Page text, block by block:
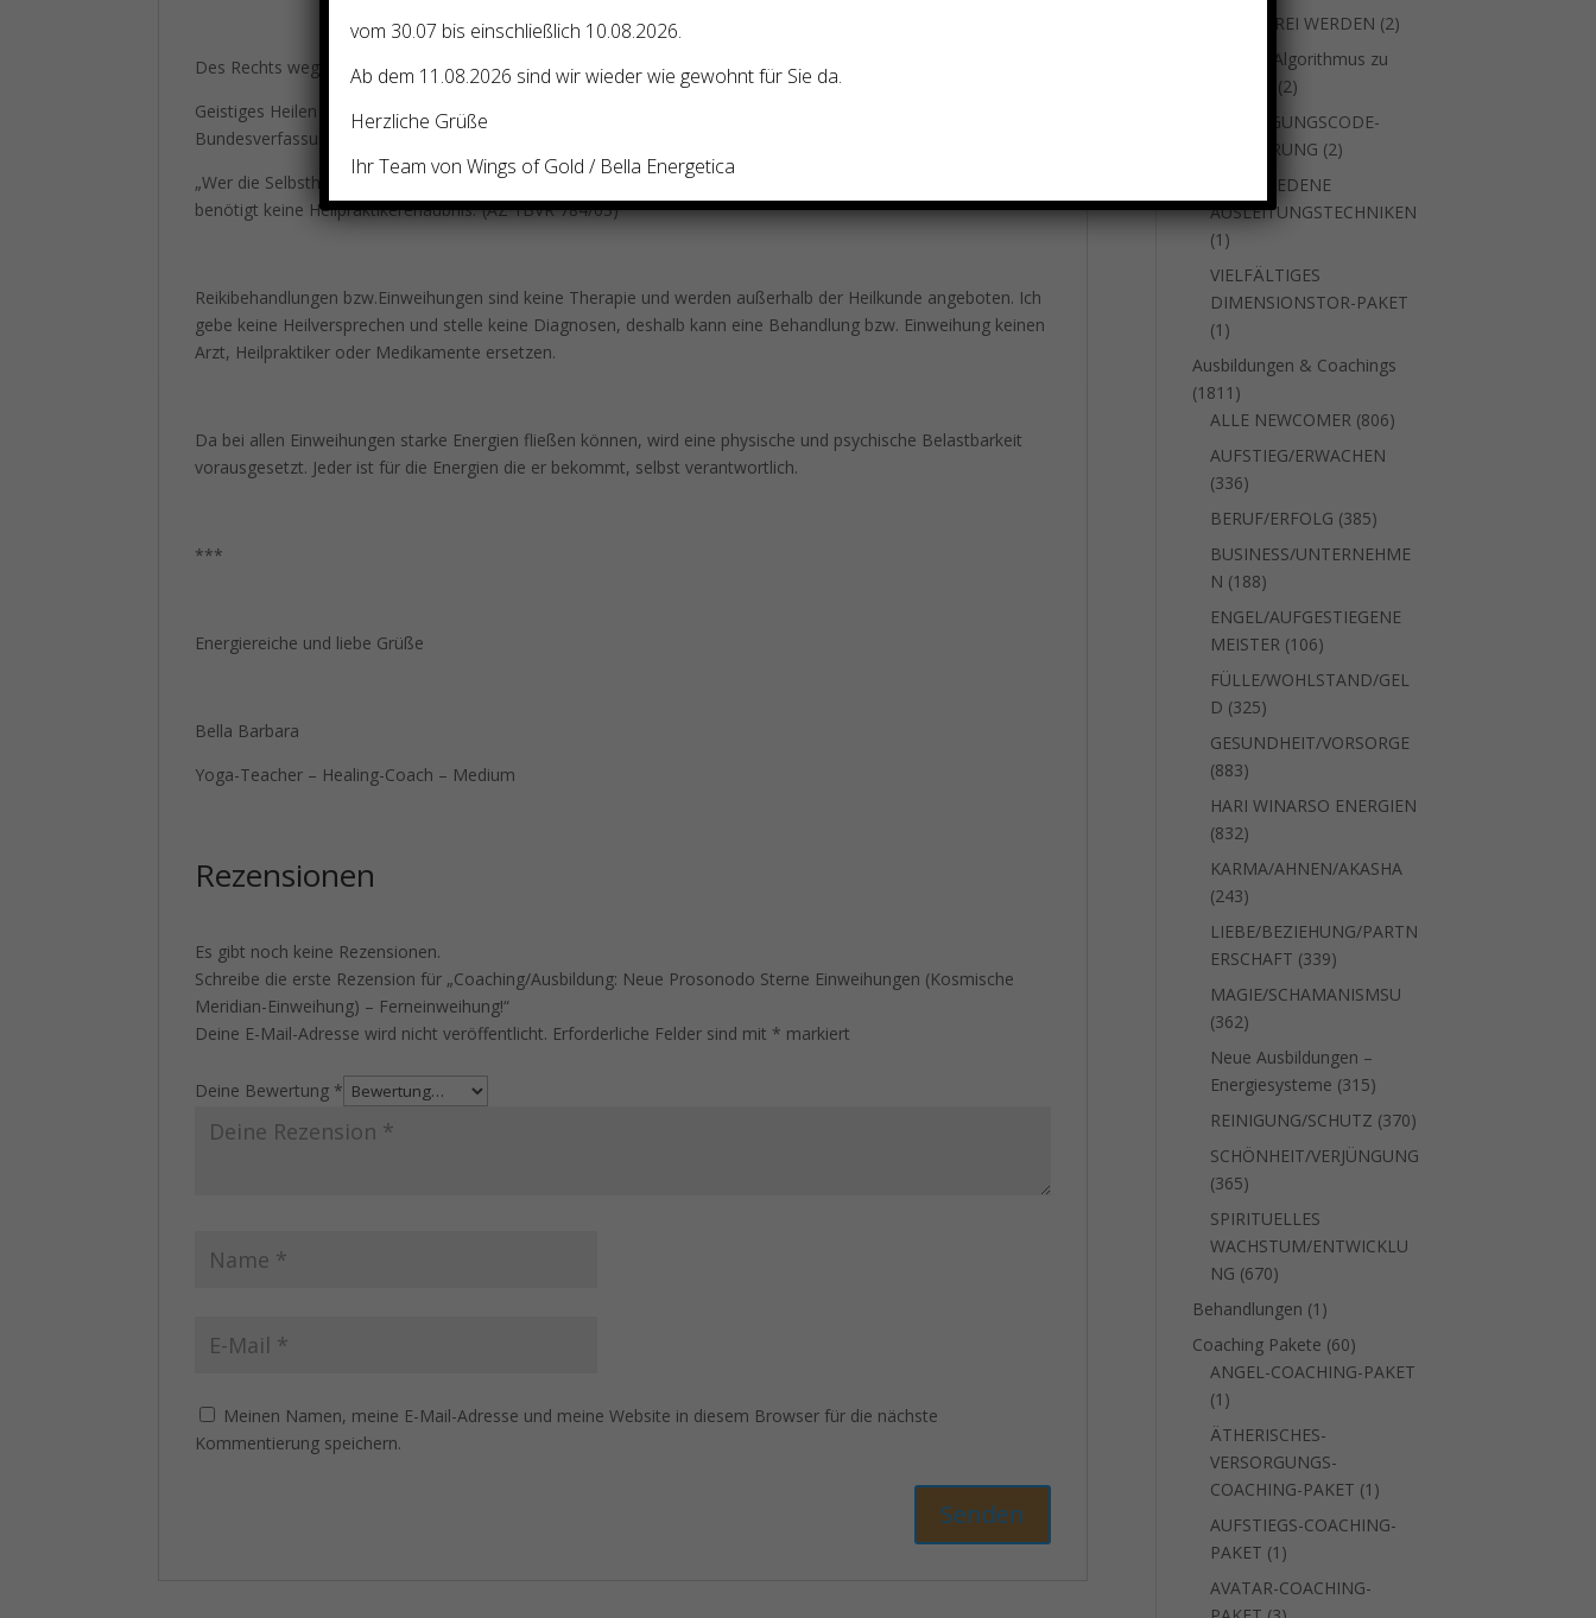
Des Rechts wegen folgender Zusatz:
Geistiges Heilen ist in Deutschland ohne Heilpraktikerschein erlaubt. Am 2. März 2004 hat das
Bundesverfassungsgericht folgendes entschieden:
„Wer die Selbstheilungskräfte des Patienten durch Handauflegen aktiviert und dabei keine Diagnosen stellt,
benötigt keine Heilpraktikererlaubnis.“(AZ 1BVR 784/03)
Reikibehandlungen bzw.Einweihungen sind keine Therapie und werden außerhalb der Heilkunde angeboten. Ich
gebe keine Heilversprechen und stelle keine Diagnosen, deshalb kann eine Behandlung bzw. Einweihung keinen
Arzt, Heilpraktiker oder Medikamente ersetzen.
Da bei allen Einweihungen starke Energien fließen können, wird eine physische und psychische Belastbarkeit
vorausgesetzt. Jeder ist für die Energien die er bekommt, selbst verantwortlich.
***
Energiereiche und liebe Grüße
Bella Barbara
Yoga-Teacher – Healing-Coach – Medium
Rezensionen
Es gibt noch keine Rezensionen.
Schreibe die erste Rezension für „Coaching/Ausbildung: Neue Prosonodo Sterne Einweihungen (Kosmische
Meridian-Einweihung) – Ferneinweihung!“
Deine E-Mail-Adresse wird nicht veröffentlicht. Erforderliche Felder sind mit * markiert
Deine Bewertung *
Meinen Namen, meine E-Mail-Adresse und meine Website in diesem Browser für die nächste
Kommentierung speichern.
SUCHTFREI WERDEN 22
um den Algorithmus zu
22
Produkte
VERJÜNGUNGSCODE-
AKTIVIERUNG 22
VERSCHIEDENE
AUSLEITUNGSTECHNIKEN
1 1
Produkt
VIELFÄLTIGES
DIMENSIONSTOR-PAKET
1 1
Produkt
Ausbildungen & Coachings
1811 1811
Produkte
ALLE NEWCOMER 806806
AUFSTIEG/ERWACHEN
336336
Produkte
BERUF/ERFOLG 385385
Produkte
BUSINESS/UNTERNEHME
N 188188
Produkte
ENGEL/AUFGESTIEGENE
MEISTER 106106
Produkte
FÜLLE/WOHLSTAND/GEL
D 325325
Produkte
GESUNDHEIT/VORSORGE
883883
Produkte
HARI WINARSO ENERGIEN
832832
Produkte
KARMA/AHNEN/AKASHA
243243
Produkte
LIEBE/BEZIEHUNG/PARTN
ERSCHAFT 339339
Produkte
MAGIE/SCHAMANISMSU
362362
Produkte
Neue Ausbildungen –
Energiesysteme 315315
Produkte
REINIGUNG/SCHUTZ 370370
Produkte
SCHÖNHEIT/VERJÜNGUNG
365365
Produkte
SPIRITUELLES
WACHSTUM/ENTWICKLU
NG 670670
Produkte
Behandlungen 1 1
Produkt
Coaching Pakete 6060
Produkte
ANGEL-COACHING-PAKET
1 1
Produkt
ÄTHERISCHES-
VERSORGUNGS-
COACHING-PAKET 1 1
Produkt
AUFSTIEGS-COACHING-
PAKET 1 1
Produkt
AVATAR-COACHING-
vom 30.07 bis einschließlich 10.08.2026.
Ab dem 11.08.2026 sind wir wieder wie gewohnt für Sie da.
Herzliche Grüße
Ihr Team von Wings of Gold / Bella Energetica